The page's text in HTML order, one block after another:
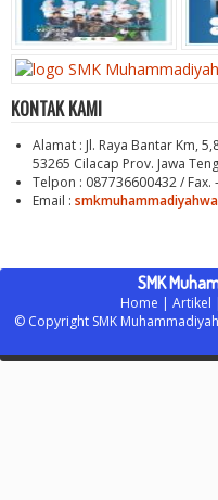
KONTAK KAMI
Alamat : Jl. Raya Bantar Km,
53265 Cilacap Prov. Jawa
Telpon : 087736600432 / Fax. -
Email :
SMK
Home | Artikel
© Copyright SMK